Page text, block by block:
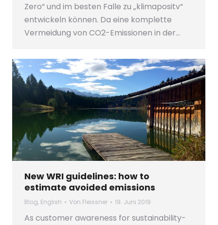
Zero“ und im besten Falle zu „klimapositv“
entwickeln können. Da eine komplette
Vermeidung von CO2-Emissionen in der…
New WRI guidelines: how to
estimate avoided emissions
Blog, English Von Fleissner 19. Juni 2019
As customer awareness for sustainability-